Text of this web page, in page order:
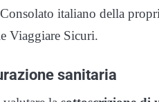
italiano della
Viaggiare Sicuri.
sanitaria